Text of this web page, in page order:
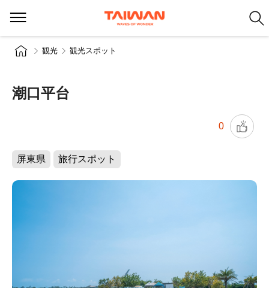
観光 観光スポット
潮口平台
0
屏東県 旅行スポット